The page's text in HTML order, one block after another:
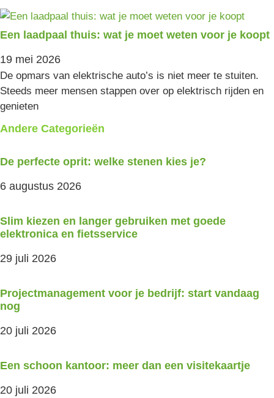
Een laadpaal thuis: wat je moet weten voor je koopt
19 mei 2026
De opmars van elektrische auto’s is niet meer te stuiten.
Steeds meer mensen stappen over op elektrisch rijden en
genieten
Andere Categorieën
De perfecte oprit: welke stenen kies je?
6 augustus 2026
Slim kiezen en langer gebruiken met goede
elektronica en fietsservice
29 juli 2026
Projectmanagement voor je bedrijf: start vandaag
nog
20 juli 2026
Een schoon kantoor: meer dan een visitekaartje
20 juli 2026